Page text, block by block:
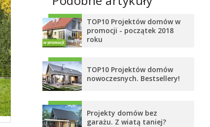
TOP10 Projektów domów w
promocji - początek 2018
roku
TOP10 Projektów domów
nowoczesnych. Bestsellery!
Projekty domów bez
garażu. Z wiatą taniej?